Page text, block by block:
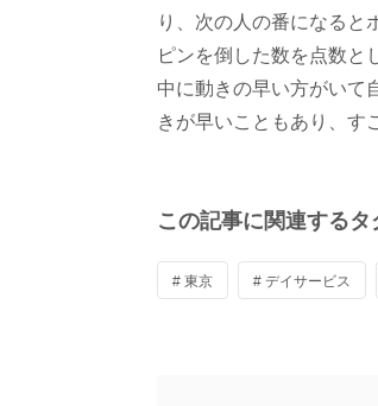
り、次の人の番になると
ピンを倒した数を点数と
中に動きの早い方がいて
きが早いこともあり、す
この記事に関連するタ
# 東京 # デイサービス